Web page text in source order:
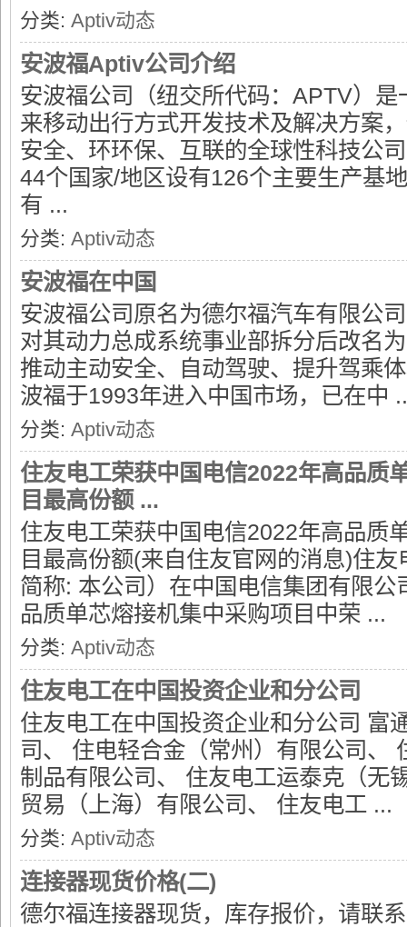
子
网
分类: Aptiv动态
安波福Aptiv公司介绍
安波福公司（纽交所代码：APTV）是
来移动出行方式开发技术及解决方案
安全、环环保、互联的全球性科技公
44个国家/地区设有126个主要生产基
有 ...
分类: Aptiv动态
安波福在中国
安波福公司原名为德尔福汽车有限公
对其动力总成系统事业部拆分后改名
推动主动安全、自动驾驶、提升驾乘
波福于1993年进入中国市场，已在中
分类: Aptiv动态
住友电工荣获中国电信2022年高品质
目最高份额 ...
住友电工荣获中国电信2022年高品质
目最高份额(来自住友官网的消息)住
简称: 本公司）在中国电信集团有限公
品质单芯熔接机集中采购项目中荣 ...
分类: Aptiv动态
住友电工在中国投资企业和分公司
住友电工在中国投资企业和分公司 富
司、 住电轻合金（常州）有限公司、
制品有限公司、 住友电工运泰克（无
贸易（上海）有限公司、 住友电工 ...
分类: Aptiv动态
连接器现货价格(二)
德尔福连接器现货，库存报价，请联